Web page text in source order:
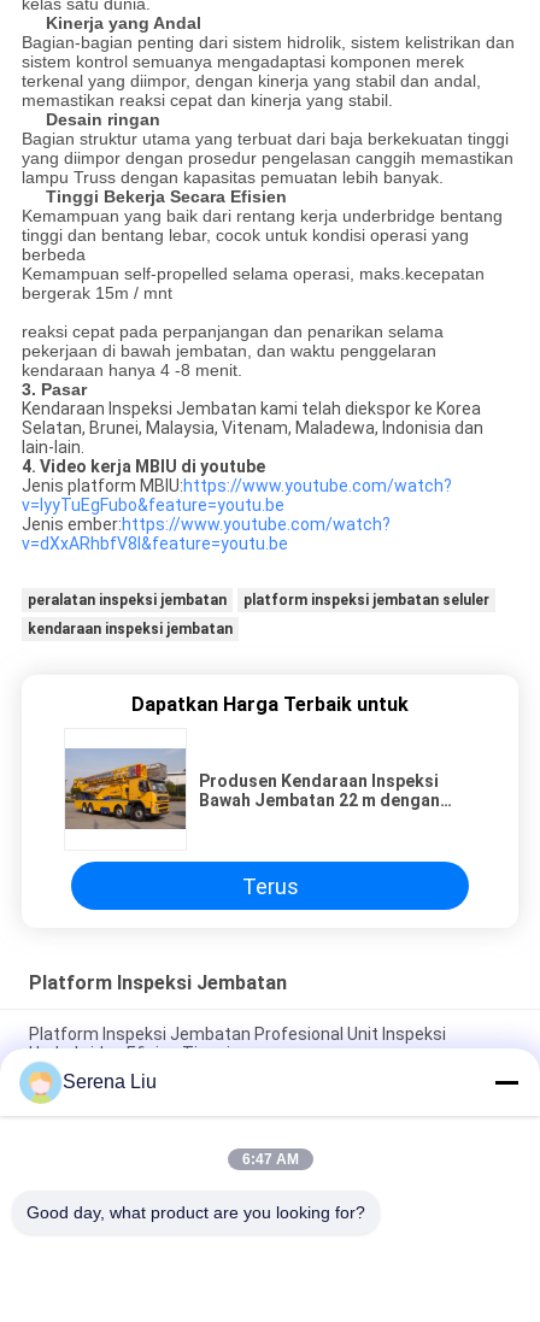
kelas satu dunia.
Kinerja yang Andal
Bagian-bagian penting dari sistem hidrolik, sistem kelistrikan dan
sistem kontrol semuanya mengadaptasi komponen merek
terkenal yang diimpor, dengan kinerja yang stabil dan andal,
memastikan reaksi cepat dan kinerja yang stabil.
Desain ringan
Bagian struktur utama yang terbuat dari baja berkekuatan tinggi
yang diimpor dengan prosedur pengelasan canggih memastikan
lampu Truss dengan kapasitas pemuatan lebih banyak.
Tinggi Bekerja Secara Efisien
Kemampuan yang baik dari rentang kerja underbridge bentang
tinggi dan bentang lebar, cocok untuk kondisi operasi yang
berbeda
Kemampuan self-propelled selama operasi, maks.kecepatan
bergerak 15m / mnt
reaksi cepat pada perpanjangan dan penarikan selama
pekerjaan di bawah jembatan, dan waktu penggelaran
kendaraan hanya 4 -8 menit.
3. Pasar
Kendaraan Inspeksi Jembatan kami telah diekspor ke Korea
Selatan, Brunei, Malaysia, Vitenam, Maladewa, Indonisia dan
lain-lain.
4. Video kerja MBIU di youtube
Jenis platform MBIU:https://www.youtube.com/watch?
v=IyyTuEgFubo&feature=youtu.be
Jenis ember:https://www.youtube.com/watch?
v=dXxARhbfV8I&feature=youtu.be
peralatan inspeksi jembatan
platform inspeksi jembatan seluler
kendaraan inspeksi jembatan
Dapatkan Harga Terbaik untuk
Produsen Kendaraan Inspeksi
Bawah Jembatan 22 m dengan
Terus
Platform Inspeksi Jembatan
Platform Inspeksi Jembatan Profesional Unit Inspeksi
Underbridge Efisien Tinggi
Jenis Platform Under Bridge Access Equipment MBIU 22m
Rentang Kerja Horisontal
Platform Inspeksi Jembatan Udara Yang Efektif Dan Alat
Serena Liu
6:47 AM
Good day, what product are you looking for?